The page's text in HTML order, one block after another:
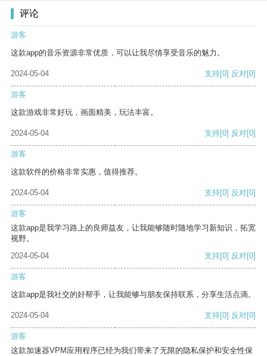
评论
游客
这款app的音乐资源非常优质，可以让我尽情享受音乐的魅力。
2024-05-04 支持[0] 反对[0]
游客
这款游戏非常好玩，画面精美，玩法丰富。
2024-05-04 支持[0] 反对[0]
游客
这款软件的价格非常实惠，值得推荐。
2024-05-04 支持[0] 反对[0]
游客
这款app是我学习路上的良师益友，让我能够随时随地学习新知识，拓宽
视野。
2024-05-04
支持[0] 反对[0]
游客
这款app是我社交的好帮手，让我能够与朋友保持联系，分享生活点滴。
2024-05-04 支持[0] 反对[0]
游客
这款加速器VPM应用程序已经为我们带来了无限的隐私保护和安全性保